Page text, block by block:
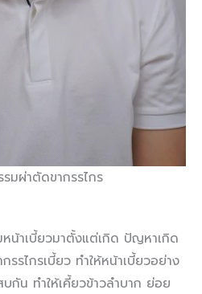
มผ่าตัดขากรรไกร
าเบี้ยวมาตั้งแต่เกิด ปัญหาเกิด
รรไกรเบี้ยว ทำให้หน้าเบี้ยวอย่าง
กัน ทำให้เคี้ยวข้าวลำบาก ย่อย